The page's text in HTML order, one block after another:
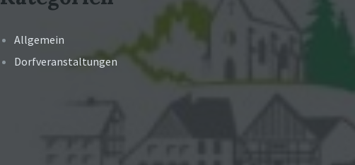
Allgemein
Dorfveranstaltungen